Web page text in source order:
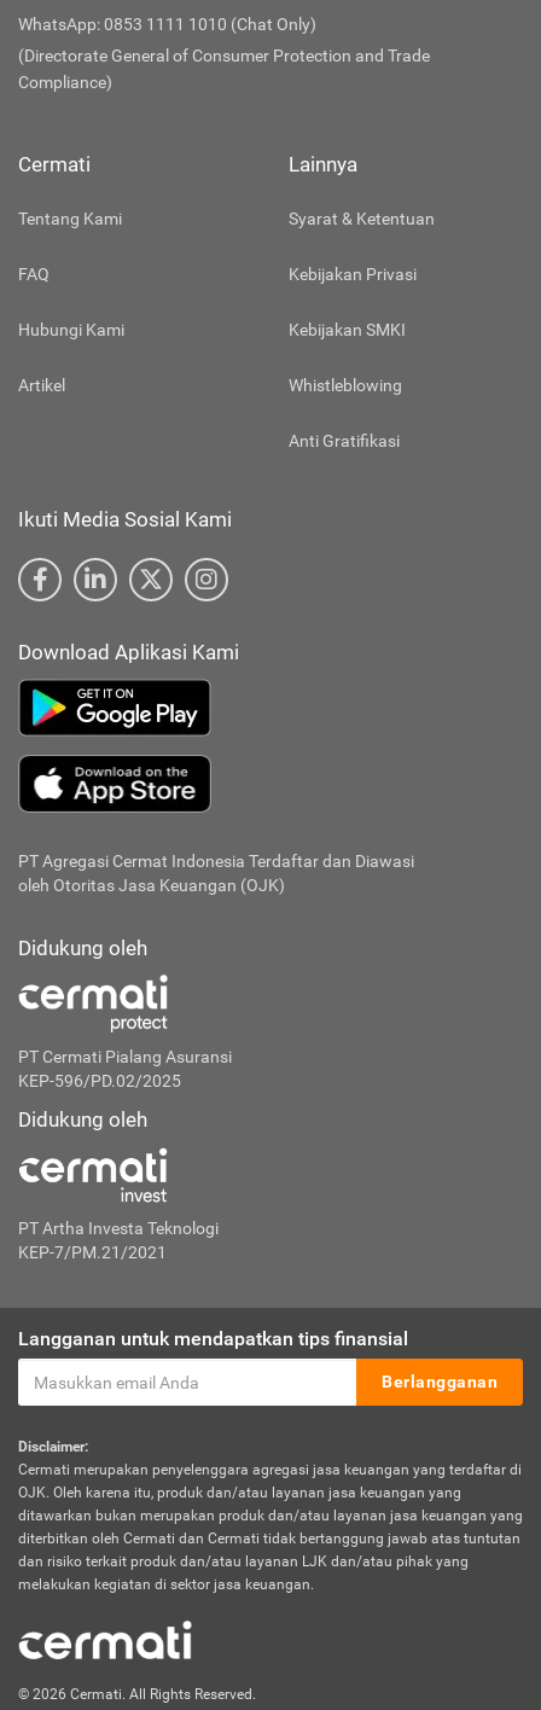
WhatsApp: 0853 1111 1010 (Chat Only)
(Directorate General of Consumer Protection and Trade
Compliance)
Cermati
Tentang Kami
FAQ
Hubungi Kami
Artikel
Lainnya
Syarat & Ketentuan
Kebijakan Privasi
Kebijakan SMKI
Whistleblowing
Anti Gratifikasi
Ikuti Media Sosial Kami
Download Aplikasi Kami
PT Agregasi Cermat Indonesia Terdaftar dan Diawasi
oleh Otoritas Jasa Keuangan (OJK)
Didukung oleh
PT Cermati Pialang Asuransi
KEP-596/PD.02/2025
Didukung oleh
PT Artha Investa Teknologi
KEP-7/PM.21/2021
Langganan untuk mendapatkan tips finansial
Berlangganan
Disclaimer:
Cermati merupakan penyelenggara agregasi jasa keuangan yang terdaftar di
OJK. Oleh karena itu, produk dan/atau layanan jasa keuangan yang
ditawarkan bukan merupakan produk dan/atau layanan jasa keuangan yang
diterbitkan oleh Cermati dan Cermati tidak bertanggung jawab atas tuntutan
dan risiko terkait produk dan/atau layanan LJK dan/atau pihak yang
melakukan kegiatan di sektor jasa keuangan.
© 2026 Cermati. All Rights Reserved.